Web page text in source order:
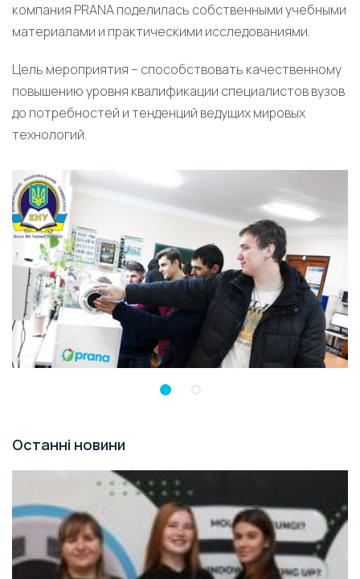
компания PRANA поделилась собственными учебными
материалами и практическими исследованиями.
Цель мероприятия – способствовать качественному
повышению уровня квалификации специалистов вузов
до потребностей и тенденций ведущих мировых
технологий.
Останні новини